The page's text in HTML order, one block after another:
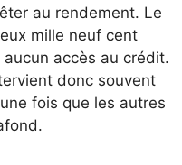
au rendement. Le
mille neuf cent
accès au crédit.
donc souvent
fois que les autres